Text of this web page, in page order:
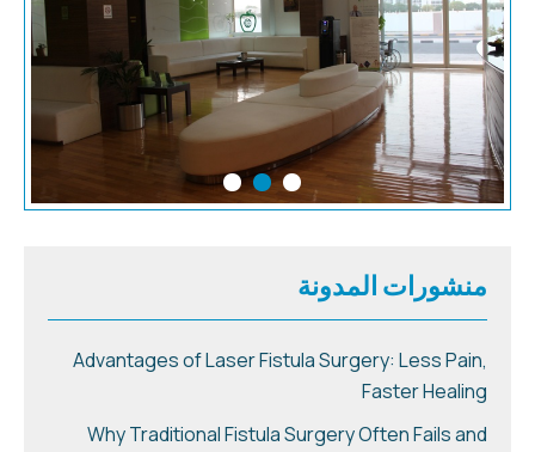
منشورات المدونة
Advantages of Laser Fistula Surgery: Less Pain,
Faster Healing
Why Traditional Fistula Surgery Often Fails and